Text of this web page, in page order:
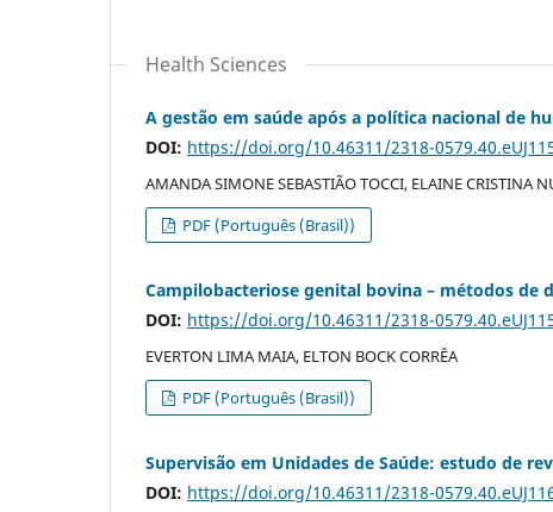
Health Sciences
A gestão em saúde após a política nacional de
DOI: https://doi.org/10.46311/2318-
AMANDA SIMONE SEBASTIÃO TOCCI, ELAINE CRISTINA
PDF (Português (Brasil))
Campilobacteriose genital bovina – métodos
DOI: https://doi.org/10.46311/2318-
EVERTON LIMA MAIA, ELTON BOCK CORRÊA
PDF (Português (Brasil))
Supervisão em Unidades de Saúde: estudo de
DOI: https://doi.org/10.46311/2318-